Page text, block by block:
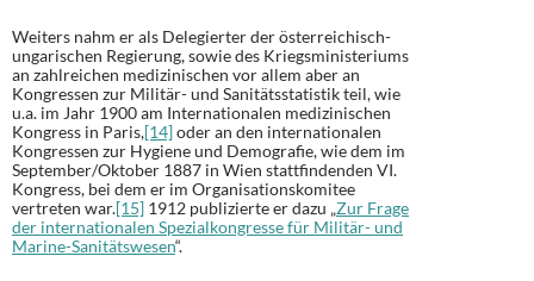
Weiters nahm er als Delegierter der österreichisch-
ungarischen Regierung, sowie des Kriegsministeriums
an zahlreichen medizinischen vor allem aber an
Kongressen zur Militär- und Sanitätsstatistik teil, wie
u.a. im Jahr 1900 am Internationalen medizinischen
Kongress in Paris,[14]oder an den internationalen
Kongressen zur Hygiene und Demografie, wie dem im
September/Oktober 1887 in Wien stattfindenden VI.
Kongress, bei dem er im Organisationskomitee
vertreten war.[15] 1912 publizierte er dazu „Zur Frage
der internationalen Spezialkongresse für Militär- und
Marine-Sanitätswesen“.